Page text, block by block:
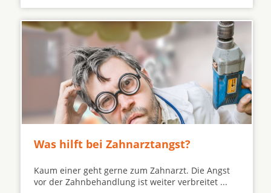
Was hilft bei Zahnarztangst?
Kaum einer geht gerne zum Zahnarzt. Die Angst
vor der Zahnbehandlung ist weiter verbreitet ...